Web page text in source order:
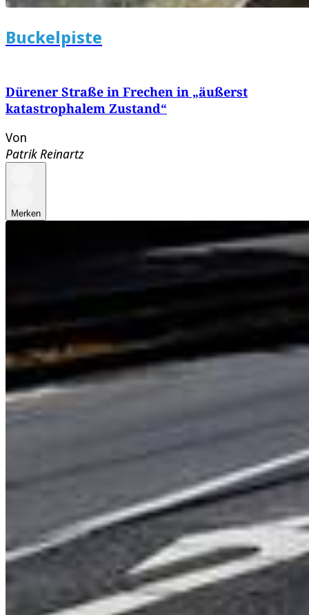
Buckelpiste
Dürener Straße in Frechen in „äußerst
katastrophalem Zustand“
Von
Patrik Reinartz
Merken